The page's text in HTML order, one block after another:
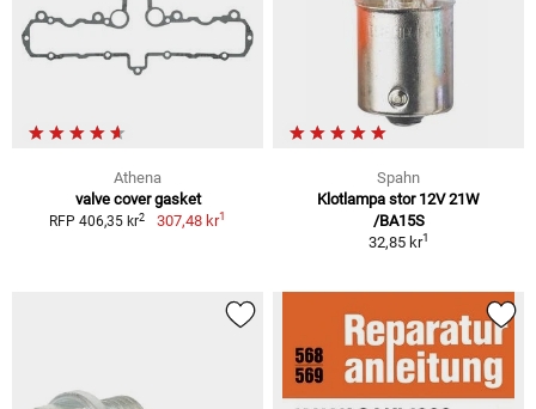
Athena
valve cover gasket
RFP 406,35 kr2 307,48 kr1
Spahn
Klotlampa stor 12V 21W
/BA15S
32,85 kr1